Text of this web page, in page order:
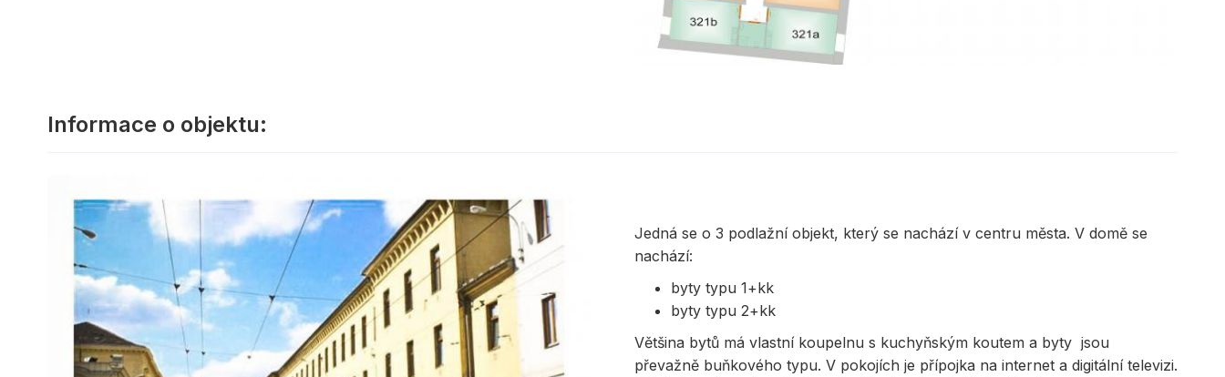
Informace o objektu:
Jedná se o 3 podlažní objekt, který se nachází v centru města. V domě se
nachází:
byty typu 1+kk
byty typu 2+kk
Většina bytů má vlastní koupelnu s kuchyňským koutem a byty jsou
převažně buňkového typu. V pokojích je přípojka na internet a digitální televizi.